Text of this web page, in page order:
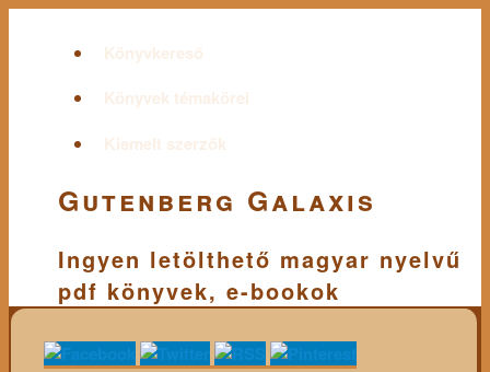
Könyvkereső
Könyvek témakörei
Kiemelt szerzők
Gutenberg Galaxis
Ingyen letölthető magyar nyelvű
pdf könyvek, e-bookok